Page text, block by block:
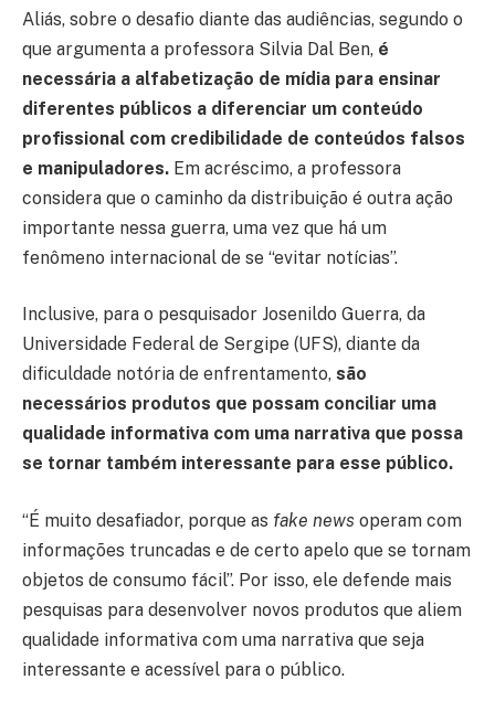
Aliás, sobre o desafio diante das audiências, segundo o
que argumenta a professora Silvia Dal Ben, é
necessária a alfabetização de mídia para ensinar
diferentes públicos a diferenciar um conteúdo
profissional com credibilidade de conteúdos falsos
e manipuladores. Em acréscimo, a professora
considera que o caminho da distribuição é outra ação
importante nessa guerra, uma vez que há um
fenômeno internacional de se “evitar notícias”.
Inclusive, para o pesquisador Josenildo Guerra, da
Universidade Federal de Sergipe (UFS), diante da
dificuldade notória de enfrentamento, são
necessários produtos que possam conciliar uma
qualidade informativa com uma narrativa que possa
se tornar também interessante para esse público.
“É muito desafiador, porque as fake news operam com
informações truncadas e de certo apelo que se tornam
objetos de consumo fácil”. Por isso, ele defende mais
pesquisas para desenvolver novos produtos que aliem
qualidade informativa com uma narrativa que seja
interessante e acessível para o público.